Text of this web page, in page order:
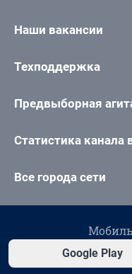
Наши вакансии
Техподдержка
Предвыборная
Статистика канала
Все города сети
Google Play